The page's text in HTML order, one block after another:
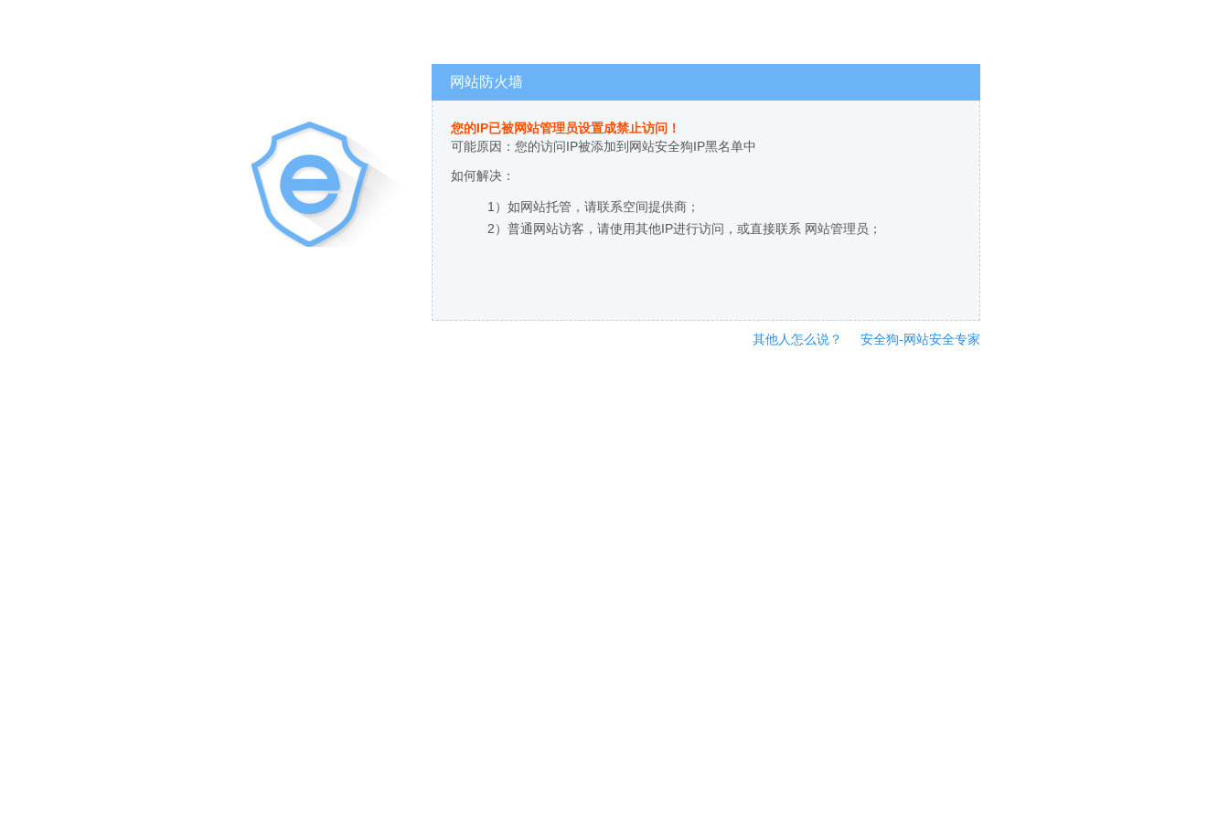
网站防火墙
您的IP已被网站管理员设置成禁止访问！
可能原因：您的访问IP被添加到网站安全狗IP黑名单中
如何解决：
1）如网站托管，请联系空间提供商；
2）普通网站访客，请使用其他IP进行访问，或直接联系 网站管理员；
其他人怎么说？ 安全狗-网站安全专家